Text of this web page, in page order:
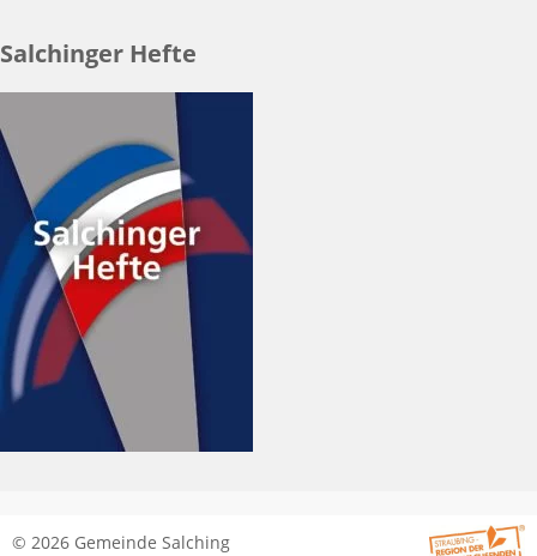
Salchinger Hefte
© 2026 Gemeinde Salching